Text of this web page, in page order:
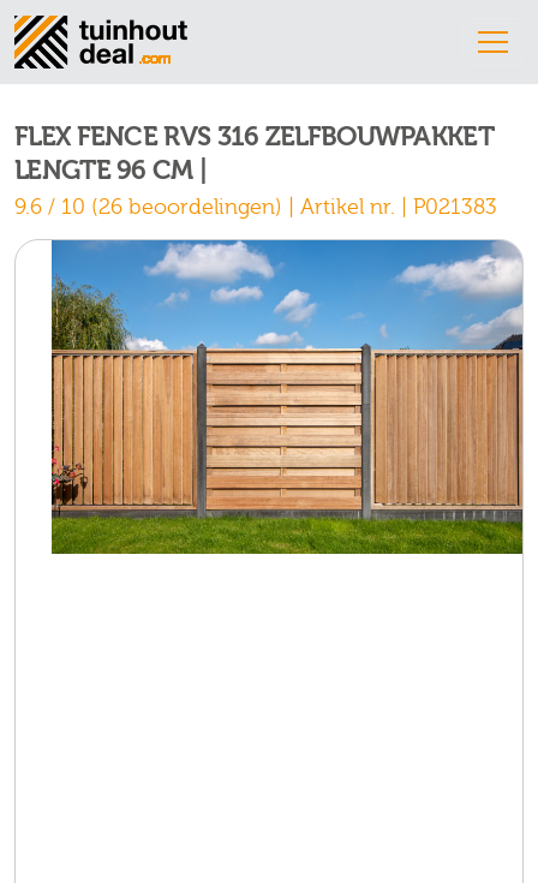
FLEX FENCE RVS 316 ZELFBOUWPAKKET
LENGTE 96 CM |
9.6 / 10 (26 beoordelingen) | Artikel nr. | P021383